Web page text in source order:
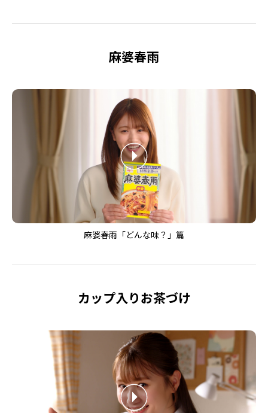
麻婆春雨
麻婆春雨「どんな味？」篇
カップ入りお茶づけ